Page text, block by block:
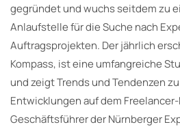
gegründet und wuchs seitdem zu
Anlaufstelle für die Suche nach
Auftragsprojekten. Der jährlich
Kompass, ist eine umfangreiche
und zeigt Trends und Tendenzen
Entwicklungen auf dem
Geschäftsführer der Nürnberger